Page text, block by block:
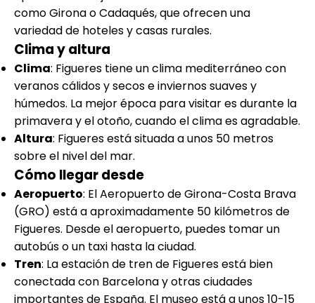
como Girona o Cadaqués, que ofrecen una
variedad de hoteles y casas rurales.
Clima y altura
Clima: Figueres tiene un clima mediterráneo con
veranos cálidos y secos e inviernos suaves y
húmedos. La mejor época para visitar es durante la
primavera y el otoño, cuando el clima es agradable.
Altura: Figueres está situada a unos 50 metros
sobre el nivel del mar.
Cómo llegar desde
Aeropuerto: El Aeropuerto de Girona-Costa Brava
(GRO) está a aproximadamente 50 kilómetros de
Figueres. Desde el aeropuerto, puedes tomar un
autobús o un taxi hasta la ciudad.
Tren: La estación de tren de Figueres está bien
conectada con Barcelona y otras ciudades
importantes de España. El museo está a unos 10-15